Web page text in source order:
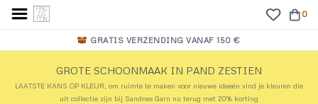
0
GRATIS VERZENDING VANAF 150 €
GROTE SCHOONMAAK IN PAND ZESTIEN
LAATSTE KANS OP KLEUR, om ruimte te maken voor nieuwe ideeën vind je kleuren die
uit collectie zijn bij Sandnes Garn nu terug met 20% korting